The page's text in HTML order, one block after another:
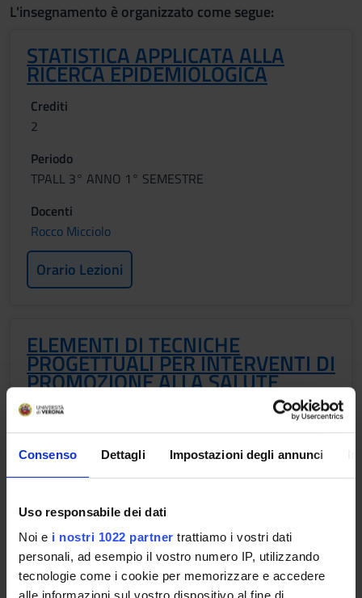
Consenso Dettagli Impostazioni degli annunci
Uso responsabile dei dati
Noi e i nostri 1022 partner trattiamo i vostri dati
personali, ad esempio il vostro numero IP, utilizzando
tecnologie come i cookie per memorizzare e accedere
L'insegnamento è organizzato come segue:
STATISTICA APPLICATA ALLA
RICERCA EPIDEMIOLOGICA
Crediti
2
Periodo
TPALL 3° ANNO 1° SEMESTRE
Docenti
Rocco Micciolo
Orario Lezioni
ELEMENTI DI TECNICHE
PROGETTUALI PER INTERVENTI DI
PROMOZIONE ALLA SALUTE
Crediti
2
Docenti
William Mantovani
Orario Lezioni